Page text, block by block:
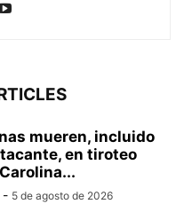
mueren, incluido
en tiroteo
- 5 de agosto de 2026